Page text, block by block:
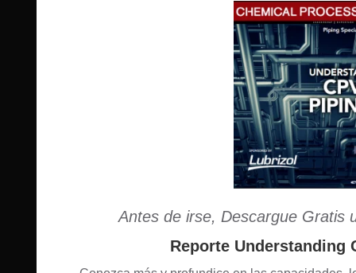
Antes de irse, Descargue Gratis
Reporte Understanding
gerardo.maldonado@lubrizol.com